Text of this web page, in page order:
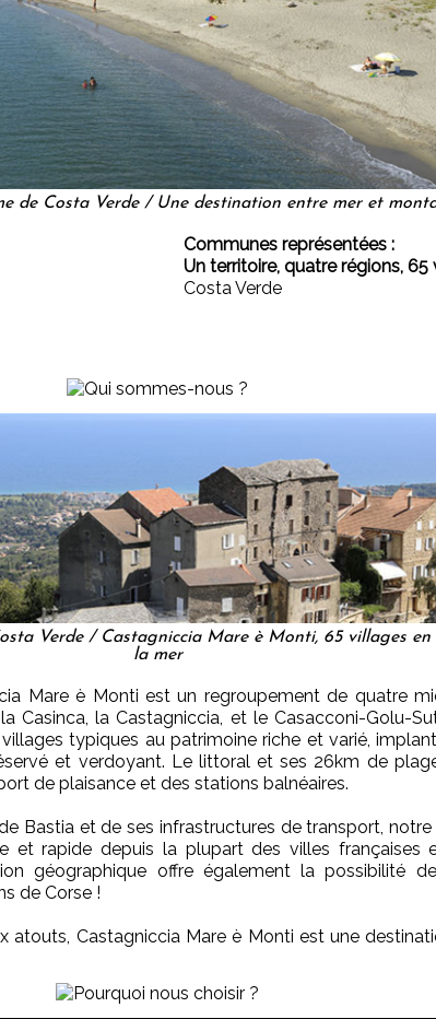
de Costa Verde / Une destination entre mer et
Communes représentées :
Un territoire, quatre régions, 65
Costa Verde
Verde / Castagniccia Mare è Monti, 65 villages en
la mer
Mare è Monti est un regroupement de quatre
Casinca, la Castagniccia, et le Casacconi-Golu-
typiques au patrimoine riche et varié,
et verdoyant. Le littoral et ses 26km de
de plaisance et des stations balnéaires.
Bastia et de ses infrastructures de transport,
et rapide depuis la plupart des villes françaises
géographique offre également la possibilité
de Corse !
atouts, Castagniccia Mare è Monti est une